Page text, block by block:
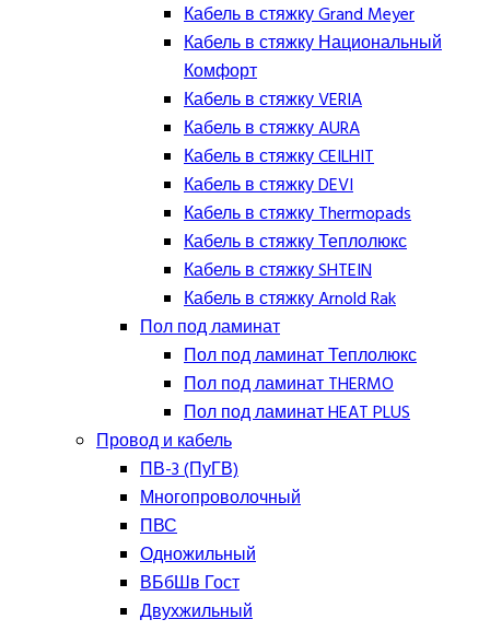
Кабель в стяжку Grand Meyer
Кабель в стяжку Национальный
Комфорт
Кабель в стяжку VERIA
Кабель в стяжку AURA
Кабель в стяжку CEILHIT
Кабель в стяжку DEVI
Кабель в стяжку Thermopads
Кабель в стяжку Теплолюкс
Кабель в стяжку SHTEIN
Кабель в стяжку Arnold Rak
Пол под ламинат
Пол под ламинат Теплолюкс
Пол под ламинат THERMO
Пол под ламинат HEAT PLUS
Провод и кабель
ПВ-3 (ПуГВ)
Многопроволочный
ПВС
Одножильный
ВБбШв Гост
Двухжильный